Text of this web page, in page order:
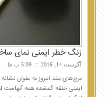
زنگ خطر ایمنی نمای
آگوست 14, 2016 5:09 ب.ظ
برج‌های بلند امروز به عنوان
ایمنی حلقه گمشده همه آنهاست